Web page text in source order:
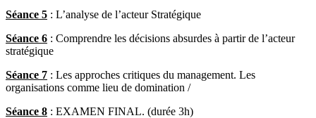
Séance 5 : L’analyse de l’acteur Stratégique
Séance 6 : Comprendre les décisions absurdes à partir de l’acteur
stratégique
Séance 7 : Les approches critiques du management. Les
organisations comme lieu de domination /
Séance 8 : EXAMEN FINAL. (durée 3h)